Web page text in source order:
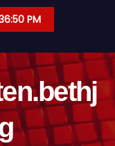
PM